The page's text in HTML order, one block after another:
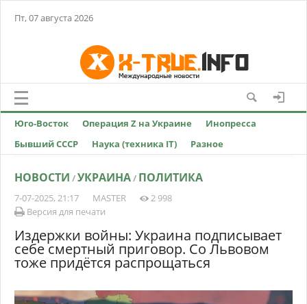
Пт, 07 августа 2026
Юго-Восток Операция Z на Украине
Инопресса
Бывший СССР
Наука (техника IT) Разное
НОВОСТИ /УКРАИНА/ ПОЛИТИКА
7-07-2025, 21:17 MASTER
2 998
Версия для печати
Издержки войны: Украина подписывает
себе смертный приговор. Со Львовом
тоже придётся распрощаться